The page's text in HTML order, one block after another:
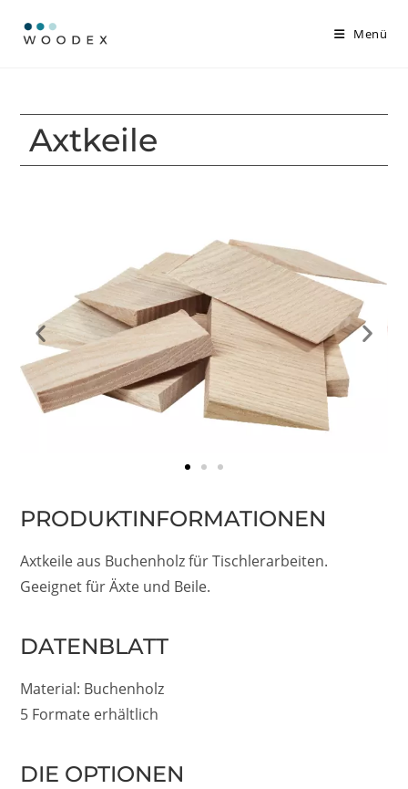
Menü
Axtkeile
PRODUKTINFORMATIONEN
Axtkeile aus Buchenholz für Tischlerarbeiten.
Geeignet für Äxte und Beile.
DATENBLATT
Material: Buchenholz
5 Formate erhältlich
DIE OPTIONEN